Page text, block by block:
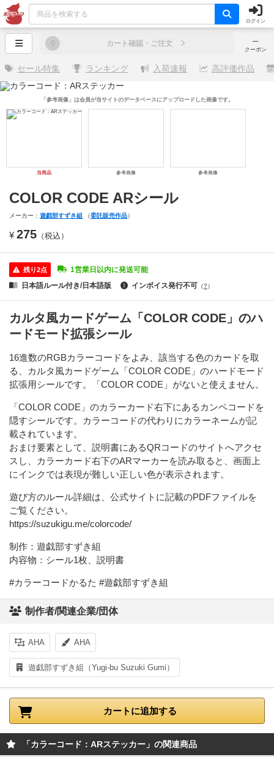
ログイン
─
クーポン
0 カート確認・ご注文
セール特集 ランキング 入荷速報 高評価作品
当商品 参考画像 参考画像
「参考画像」は会員が当サイトのデータベースにアップロードした画像です。
COLOR CODE ARシール
メーカー： 遊戯部すずき組 （委託販売作品）
¥ 275 （税込）
残り2点
1営業日以内に発送可能
日本語ルール付き/日本語版
インボイス発行不可 （?）
カルタ風カードゲーム「COLOR CODE」のハ
ードモード拡張シール
16進数のRGBカラーコードをよみ、該当する色のカードを取
る、カルタ風カードゲーム「COLOR CODE」のハードモード
拡張用シールです。「COLOR CODE」がないと使えません。
「COLOR CODE」のカラーカード右下にあるカンペコードを
隠すシールです。カラーコードの代わりにカラーネームが記
載されています。
おまけ要素として、説明書にあるQRコードのサイトへアクセ
スし、カラーカード右下のARマーカーを読み取ると、画面上
にインクでは表現が難しい正しい色が表示されます。
遊び方のルール詳細は、公式サイトに記載のPDFファイルを
ご覧ください。
https://suzukigu.me/colorcode/
制作：遊戯部すずき組
内容物：シール1枚、説明書
#カラーコードかるた #遊戯部すずき組
制作者/関連企業/団体
AHA AHA
遊戯部すずき組（Yugi-bu Suzuki Gumi）
カートに追加する
「カラーコード：ARステッカー」の関連商品